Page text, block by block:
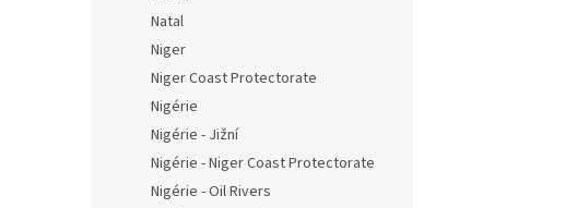
Natal
Niger
Niger Coast Protectorate
Nigérie
Nigérie - Jižní
Nigérie - Niger Coast Protectorate
Nigérie - Oil Rivers